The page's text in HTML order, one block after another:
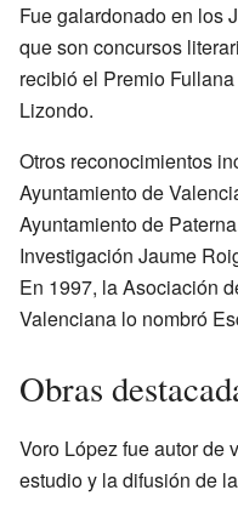
Fue galardonado en los
que son concursos
recibió el Premio
Lizondo.
Otros reconocimientos
Ayuntamiento de
Ayuntamiento de
Investigación Jaume
En 1997, la Asociación
Valenciana lo nombró
Obras
Voro López fue autor de
estudio y la difusión de